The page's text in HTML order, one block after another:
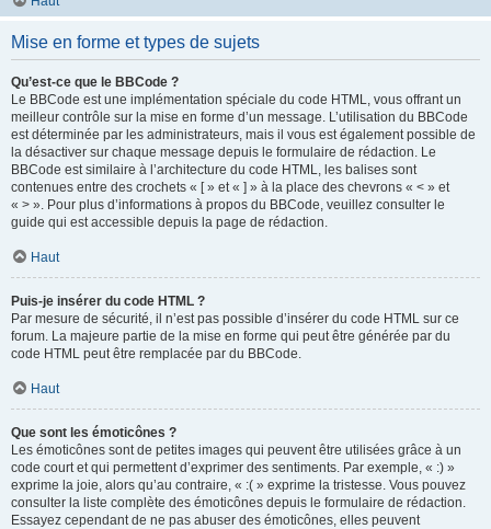
Mise en forme et types de sujets
Qu’est-ce que le BBCode ?
Le BBCode est une implémentation spéciale du code HTML, vous offrant un
meilleur contrôle sur la mise en forme d’un message. L’utilisation du BBCode
est déterminée par les administrateurs, mais il vous est également possible de
la désactiver sur chaque message depuis le formulaire de rédaction. Le
BBCode est similaire à l’architecture du code HTML, les balises sont
contenues entre des crochets « [ » et « ] » à la place des chevrons « < » et
« > ». Pour plus d’informations à propos du BBCode, veuillez consulter le
guide qui est accessible depuis la page de rédaction.
Haut
Puis-je insérer du code HTML ?
Par mesure de sécurité, il n’est pas possible d’insérer du code HTML sur ce
forum. La majeure partie de la mise en forme qui peut être générée par du
code HTML peut être remplacée par du BBCode.
Haut
Que sont les émoticônes ?
Les émoticônes sont de petites images qui peuvent être utilisées grâce à un
code court et qui permettent d’exprimer des sentiments. Par exemple, « :) »
exprime la joie, alors qu’au contraire, « :( » exprime la tristesse. Vous pouvez
consulter la liste complète des émoticônes depuis le formulaire de rédaction.
Essayez cependant de ne pas abuser des émoticônes, elles peuvent